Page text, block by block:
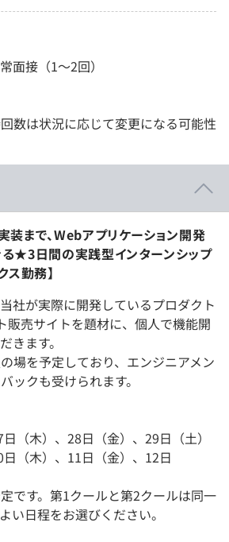
面接（1～2回）
数は状況に応じて変更になる可能性
装まで、Webアプリケーション開発
★3日間の実践型インターンシップ
ス勤務】
社が実際に開発しているプロダクト
販売サイトを題材に、個人で機能開
きます。
場を予定しており、エンジニアメン
ックも受けられます。
（木）、28日（金）、29日（土）
（木）、11日（金）、12日
です。第1クールと第2クールは同一
い日程をお選びください。